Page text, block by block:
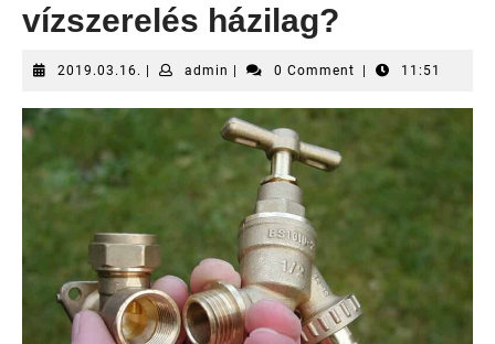
vízszerelés házilag?
2019.03.16. 2019.03.16.
admin admin 0 Comment 11:51